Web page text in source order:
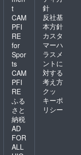
t
CAM
PFI
RE
for
Spor
ts
CAM
PFI
RE
ふる
さと
納税
AD
FOR
ALL
針
反社基
本方針
カスタ
マーハ
ラスメ
ントに
対する
考え方
クッ
キーポ
リシー